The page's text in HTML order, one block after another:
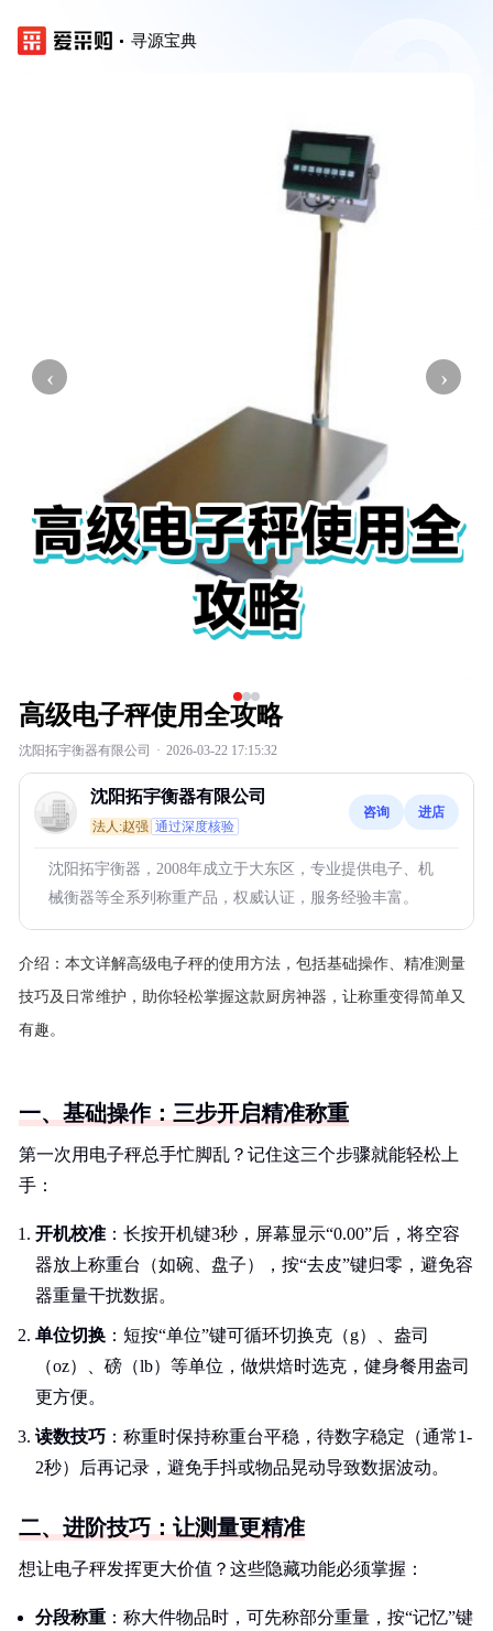
寻源宝典
‹ ›
高级电子秤使用全攻略
沈阳拓宇衡器有限公司 · 2026-03-22 17:15:32
沈阳拓宇衡器有限公司
法人:赵强 通过深度核验
咨询 进店
沈阳拓宇衡器，2008年成立于大东区，专业提供电子、机
械衡器等全系列称重产品，权威认证，服务经验丰富。
介绍： 本文详解高级电子秤的使用方法，包括基础操作、精准测量
技巧及日常维护，助你轻松掌握这款厨房神器，让称重变得简单又
有趣。
一、基础操作：三步开启精准称重
第一次用电子秤总手忙脚乱？记住这三个步骤就能轻松上
手：
开机校准 ：长按开机键3秒，屏幕显示“0.00”后，将空容
器放上称重台（如碗、盘子），按“去皮”键归零，避免容
器重量干扰数据。
单位切换 ：短按“单位”键可循环切换克（g）、盎司
（oz）、磅（lb）等单位，做烘焙时选克，健身餐用盎司
更方便。
读数技巧 ：称重时保持称重台平稳，待数字稳定（通常1-
2秒）后再记录，避免手抖或物品晃动导致数据波动。
二、进阶技巧：让测量更精准
想让电子秤发挥更大价值？这些隐藏功能必须掌握：
分段称重 ：称大件物品时，可先称部分重量，按“记忆”键